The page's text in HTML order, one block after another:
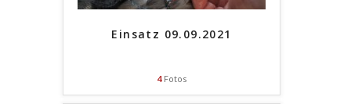
Einsatz 09.09.2021
4Fotos